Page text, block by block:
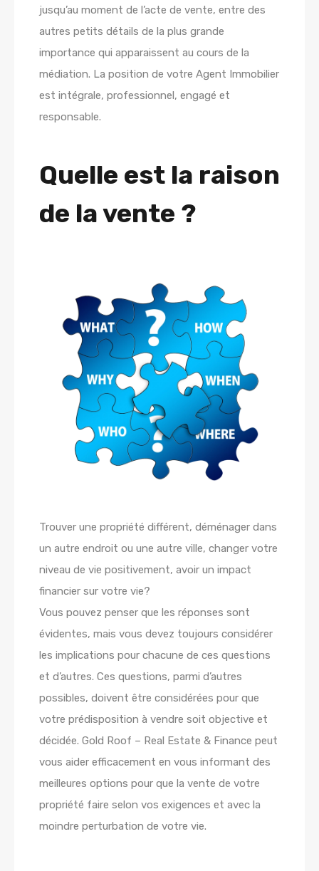
jusqu’au moment de l’acte de vente, entre des
autres petits détails de la plus grande
importance qui apparaissent au cours de la
médiation. La position de votre Agent Immobilier
est intégrale, professionnel, engagé et
responsable.
Quelle est la raison
de la vente ?
Trouver une propriété différent, déménager dans
un autre endroit ou une autre ville, changer votre
niveau de vie positivement, avoir un impact
financier sur votre vie?
Vous pouvez penser que les réponses sont
évidentes, mais vous devez toujours considérer
les implications pour chacune de ces questions
et d’autres. Ces questions, parmi d’autres
possibles, doivent être considérées pour que
votre prédisposition à vendre soit objective et
décidée. Gold Roof – Real Estate & Finance peut
vous aider efficacement en vous informant des
meilleures options pour que la vente de votre
propriété faire selon vos exigences et avec la
moindre perturbation de votre vie.